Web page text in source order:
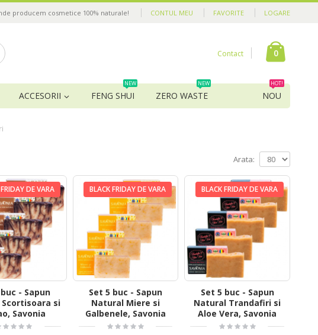
CONTUL MEU FAVORITE LOGARE
producem cosmetice 100% naturale!
Contact 0
ACCESORII FENG SHUI
NEW
ZERO WASTE
NEW
NOU
HOT!
Arata:
DE VARA
- Sapun
si
Savonia
BLACK FRIDAY DE VARA
Set 5 buc - Sapun
Natural Miere si
Galbenele, Savonia
BLACK FRIDAY DE VARA
Set 5 buc - Sapun
Natural Trandafiri si
Aloe Vera, Savonia